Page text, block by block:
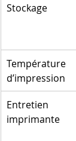
Stockage
Température
d’impression
Entretien
imprimante